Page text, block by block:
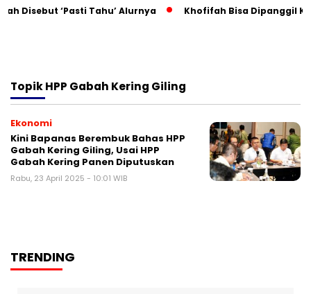
Disebut ‘Pasti Tahu’ Alurnya Khofifah Bisa Dipanggil
TopikHPP Gabah Kering Giling
Ekonomi
Kini Bapanas Berembuk Bahas HPP
Gabah Kering Giling, Usai HPP
Gabah Kering Panen Diputuskan
Rabu, 23 April 2025 - 10:01 WIB
TRENDING